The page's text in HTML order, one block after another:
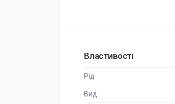
Властивості
Рід
Вид